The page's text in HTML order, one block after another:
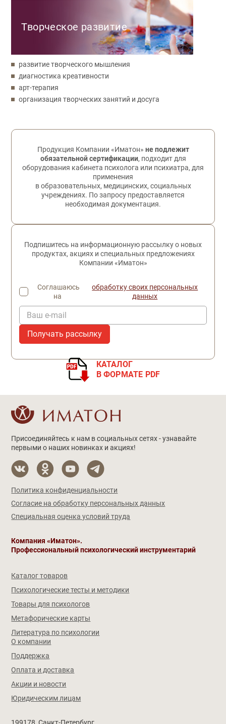
Творческое развитие
развитие творческого мышления
диагностика креативности
арт-терапия
организация творческих занятий и досуга
Обратная связь
Продукция Компании «Иматон» не подлежит
обязательной сертификации, подходит для
оборудования кабинета психолога или психиатра, для
применения
в образовательных, медицинских, социальных
учреждениях. По запросу предоставляется
необходимая документация.
Подпишитесь на информационную рассылку о новых
продуктах, акциях и специальных предложениях
Компании «Иматон»
Соглашаюсь
на
обработку своих персональных
данных
Ваш e-mail
КАТАЛОГ
В ФОРМАТЕ PDF
Присоединяйтесь к нам в социальных сетях - узнавайте
первыми о наших новинках и акциях!
Политика конфиденциальности
Согласие на обработку персональных данных
Специальная оценка условий труда
Компания «Иматон».
Профессиональный психологический инструментарий
Каталог товаров
Психологические тесты и методики
Товары для психологов
Метафорические карты
Литература по психологии
О компании
Поддержка
Оплата и доставка
Акции и новости
Юридическим лицам